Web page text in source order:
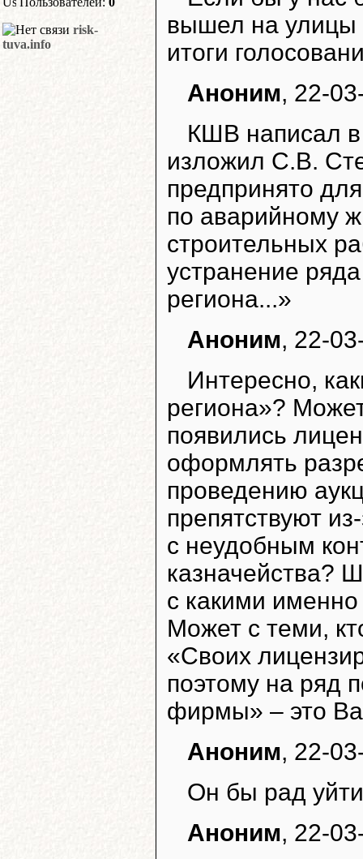
risk-
tuva.info
вышел на улицы
итоги
Аноним, 22-
КШВ написал
изложил С.В.
предпринято
по аварийному
строительных
устранение
региона...»
Аноним, 22-
Интересно,
региона»?
появились
оформлять
проведению
препятствуют
с неудобным
казначейства?
с какими
Может с теми,
«Своих
поэтому на ряд
фирмы» – это
Аноним, 22-
Он бы рад
Аноним, 22-